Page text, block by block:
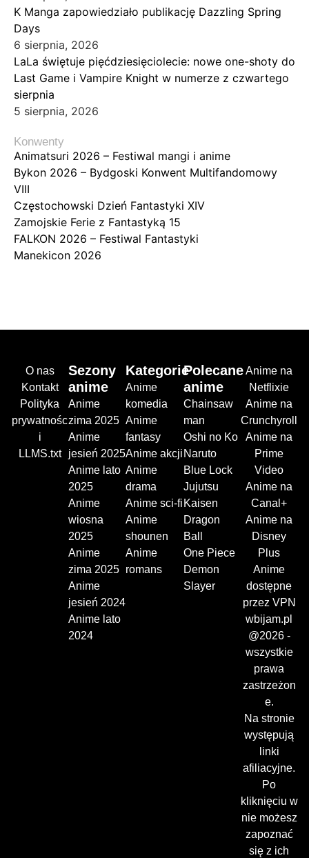
K Manga zapowiedziało publikację Dazzling Spring
Days
6 sierpnia, 2026
LaLa świętuje pięćdziesięciolecie: nowe one-shoty do
Last Game i Vampire Knight w numerze z czwartego
sierpnia
5 sierpnia, 2026
Konwenty
Animatsuri 2026 – Festiwal mangi i anime
Bykon 2026 – Bydgoski Konwent Multifandomowy
VIII
Częstochowski Dzień Fantastyki XIV
Zamojskie Ferie z Fantastyką 15
FALKON 2026 – Festiwal Fantastyki
Manekicon 2026
O nas
Kontakt
Polityka
prywatnośc
i
LLMS.txt
Sezony
anime
Anime
zima 2025
Anime
jesień 2025
Anime lato
2025
Anime
wiosna
2025
Anime
zima 2025
Anime
jesień 2024
Anime lato
2024
Kategorie
Anime
komedia
Anime
fantasy
Anime akcji
Anime
drama
Anime sci-fi
Anime
shounen
Anime
romans
Polecane
anime
Chainsaw
man
Oshi no Ko
Naruto
Blue Lock
Jujutsu
Kaisen
Dragon
Ball
One Piece
Demon
Slayer
Anime na
Netflixie
Anime na
Crunchyroll
Anime na
Prime
Video
Anime na
Canal+
Anime na
Disney
Plus
Anime
dostępne
przez VPN
wbijam.pl
@2026 -
wszystkie
prawa
zastrzeżon
e.
Na stronie
występują
linki
afiliacyjne.
Po
kliknięciu w
nie możesz
zapoznać
się z ich